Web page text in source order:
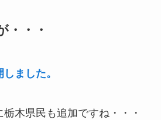
・・・
ました。
木県民も追加ですね・・・